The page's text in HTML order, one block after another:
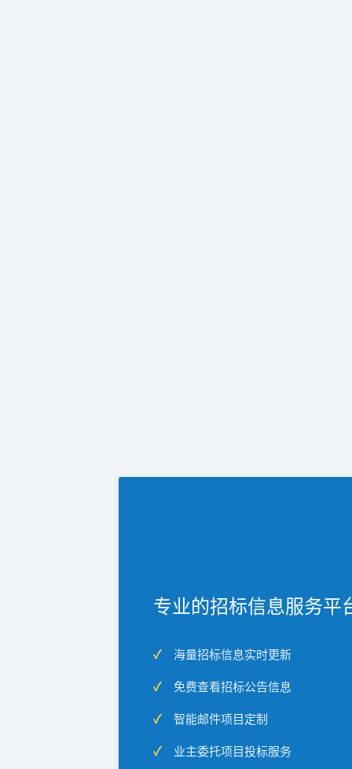
专业的招标信息服务平
海量招标信息实时更新
免费查看招标公告信息
智能邮件项目定制
业主委托项目投标服务